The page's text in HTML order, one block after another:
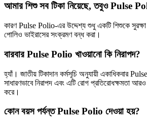
আমার শিশু সব টিকা নিয়েছে, তবুও Pulse
কারণ Pulse Polio-এর উদ্দেশ্য শুধু একটি শিশুকে
পোলিও ভাইরাসের সংক্রমণ বন্ধ করা।
বারবার Pulse Polio খাওয়ানো কি নিরাপদ?
হ্যাঁ। জাতীয় টিকাদান কর্মসূচি অনুযায়ী একাধিকবার
সাধারণভাবে নিরাপদ এবং এটি রোগ প্রতিরোধক্ষমতা
করে।
কোন বয়স পর্যন্ত Pulse Polio দেওয়া হয়?